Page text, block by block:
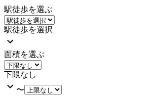
駅徒歩を選ぶ
駅徒歩を選択
面積を選ぶ
下限なし
〜